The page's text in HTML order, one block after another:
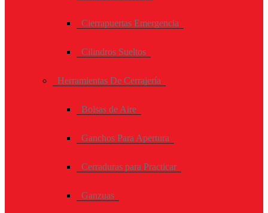
Cierrapuertas Emergencia
Cilindros Sueltos
Herramientas De Cerrajería
Bolsas de Aire
Ganchos Para Apertura
Cerraduras para Practicar
Ganzuas